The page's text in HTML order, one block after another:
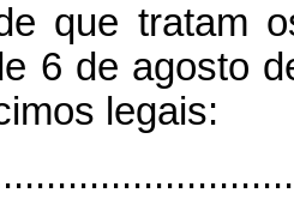
que tratam
6 de agosto
legais: